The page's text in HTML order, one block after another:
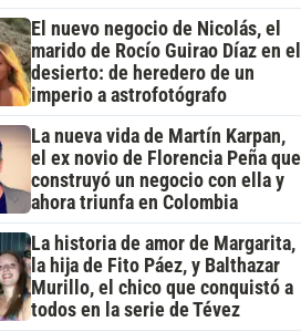
El nuevo negocio de Nicolás, el
marido de Rocío Guirao Díaz en el
desierto: de heredero de un
imperio a astrofotógrafo
La nueva vida de Martín Karpan,
el ex novio de Florencia Peña que
construyó un negocio con ella y
ahora triunfa en Colombia
La historia de amor de Margarita,
la hija de Fito Páez, y Balthazar
Murillo, el chico que conquistó a
todos en la serie de Tévez